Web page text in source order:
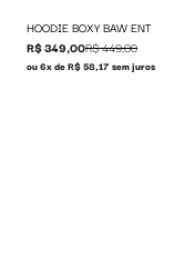
HOODIE BOXY BAW ENT
R$ 349,00R$ 449,00
ou 6x de R$ 58,17 sem juros